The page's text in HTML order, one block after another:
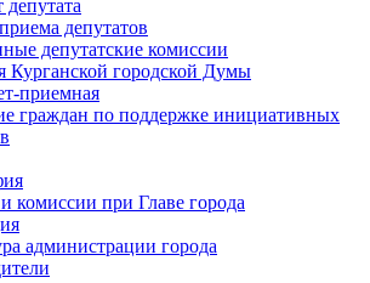
депутатов
депутатские комиссии
Курганской городской Думы
приемная
граждан по поддержке инициативных
комиссии при Главе города
администрации города